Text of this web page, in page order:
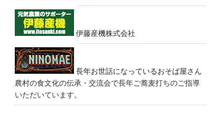
伊藤産機株式会社
長年お世話になっているおそば屋さん
農村の食文化の伝承・交流会で長年ご蕎麦打ちのご指導
いただいています。